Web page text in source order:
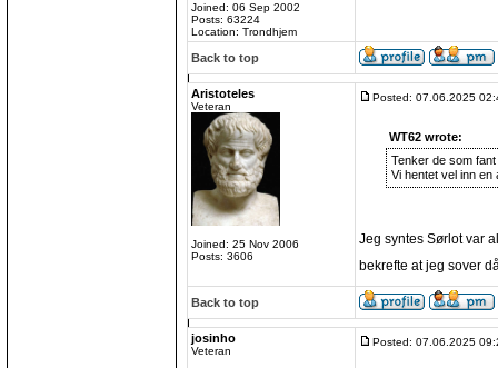
Joined: 06 Sep 2002
Posts: 63224
Location: Trondhjem
Back to top
Aristoteles
Veteran
Joined: 25 Nov 2006
Posts: 3606
Posted: 07.06.2025
WT62 wrote:
Tenker de som
Vi hentet vel inn
Jeg syntes Sørlot var
bekrefte at jeg sover
Back to top
josinho
Veteran
Posted: 07.06.2025